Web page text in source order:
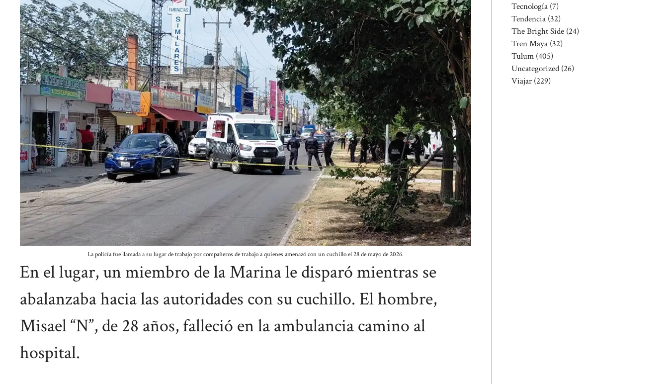
La policía fue llamada a su lugar de trabajo por compañeros de trabajo a quienes amenazó con un cuchillo el 28 de mayo de 2026.
En el lugar, un miembro de la Marina le disparó mientras se
abalanzaba hacia las autoridades con su cuchillo. El hombre,
Misael “N”, de 28 años, falleció en la ambulancia camino al
hospital.
Tecnología (7)
Tendencia (32)
The Bright Side (24)
Tren Maya (32)
Tulum (405)
Uncategorized (26)
Viajar (229)